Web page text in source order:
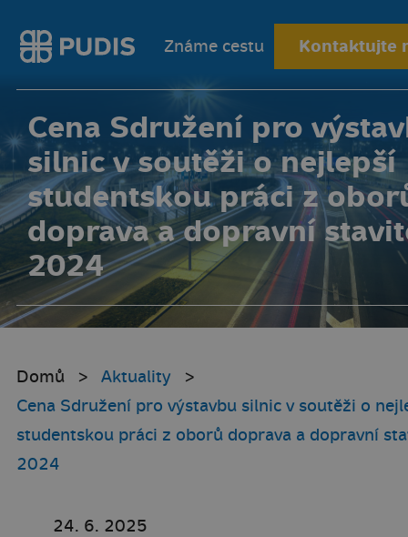
Známe cestu Kontaktujte
Cena Sdružení pro
silnic v soutěži o nejlepší
studentskou práci z
doprava a dopravní
2024
Domů
Aktuality
Cena Sdružení pro výstavbu silnic v soutěži o
studentskou práci z oborů doprava a dopravní
2024
24. 6. 2025